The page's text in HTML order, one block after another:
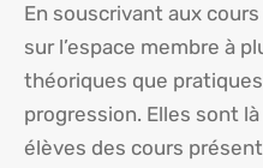
En souscrivant aux
sur l’espace membre à
théoriques que
progression. Elles sont
élèves des cours